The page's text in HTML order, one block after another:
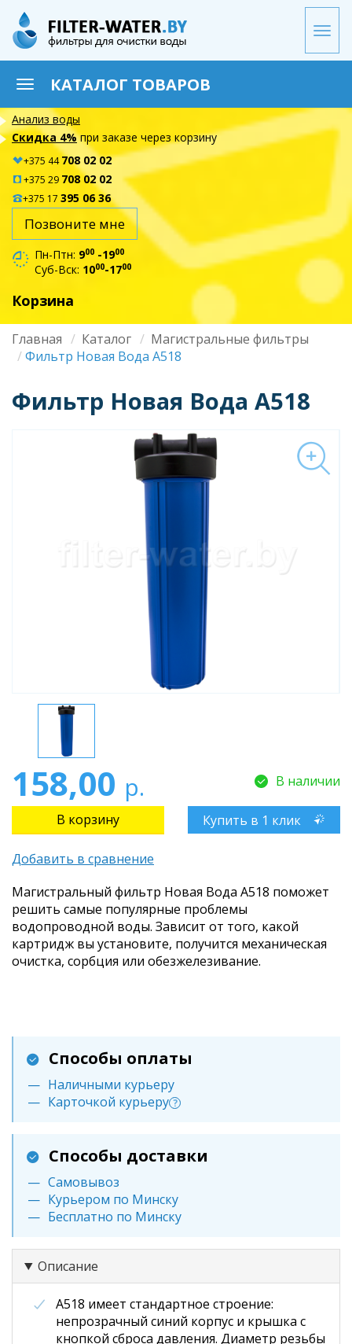
Перейти
основному
содержанию
ToggleКАТАЛОГ ТОВАРОВ
Анализ воды
Скидка 4%при заказе через корзину
+375 44708 02 02
+375 29 708 02 02
+375 17 395 06 36
Позвоните мне
Пн-Птн: 900 -1900
Суб-Вск: 1000-1700
Корзина
Строка
навигации
Главная Каталог
Магистральные фильтры
Фильтр Новая Вода А518
Фильтр Новая Вода А518
158,00 р. В наличии
Купить в 1 клик
Добавить в сравнение
Магистральный фильтр Новая Вода A518 поможет
решить самые популярные проблемы
водопроводной воды. Зависит от того, какой
картридж вы установите, получится механическая
очистка, сорбция или обезжелезивание.
Способы оплаты
Наличными курьеру
Карточкой курьеру ?
Способы доставки
Самовывоз
Курьером по Минску
Бесплатно по Минску
Описание
А518 имеет стандартное строение:
непрозрачный синий корпус и крышка с
кнопкой сброса давления. Диаметр резьбы